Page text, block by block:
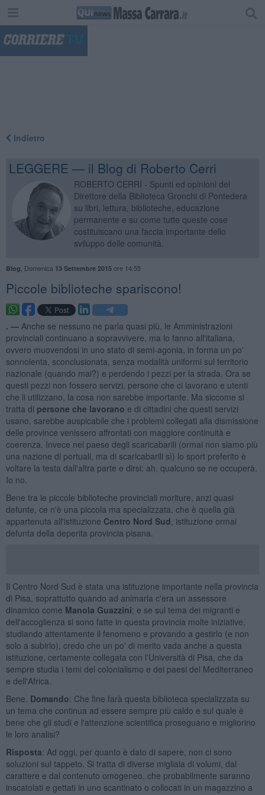
Indietro
LEGGERE — il Blog di Roberto Cerri
ROBERTO CERRI - Spunti ed opinioni del
Direttore della Biblioteca Gronchi di Pontedera
su libri, lettura, biblioteche, educazione
permanente e su come tutte queste cose
costituiscano una faccia importante dello
sviluppo delle comunità.
Blog Domenica 13 Settembre 2015ore 14:55
​Piccole biblioteche spariscono!
. — Anche se nessuno ne parla quasi più, le Amministrazioni
provinciali continuano a sopravvivere, ma lo fanno all'italiana,
ovvero muovendosi in uno stato di semi-agonia, in forma un po'
sonnolenta, sconclusionata, senza modalità uniformi sul territorio
nazionale (quando mai?) e perdendo i pezzi per la strada. Ora se
questi pezzi non fossero servizi, persone che ci lavorano e utenti
che li utilizzano, la cosa non sarebbe importante. Ma siccome si
tratta di persone che lavorano e di cittadini che questi servizi
usano, sarebbe auspicabile che i problemi collegati alla dismissione
delle province venissero affrontati con maggiore continuità e
coerenza. Invece nel paese degli scaricabarili (ormai non siamo più
una nazione di portuali, ma di scaricabarili sì) lo sport preferito è
voltare la testa dall'altra parte e dirsi: ah, qualcuno se ne occuperà.
Io no.
Bene tra le piccole biblioteche provinciali moriture, anzi quasi
defunte, ce n'è una piccola ma specializzata, che è quella già
appartenuta all'istituzione Centro Nord Sud , istituzione ormai
defunta della deperita provincia pisana.
Il Centro Nord Sud è stata una istituzione importante nella provincia
di Pisa, soprattutto quando ad animarla c'era un assessore
dinamico come Manola Guazzini; e se sul tema dei migranti e
dell'accoglienza si sono fatte in questa provincia molte iniziative,
studiando attentamente il fenomeno e provando a gestirlo (e non
solo a subirlo), credo che un po' di merito vada anche a questa
istituzione, certamente collegata con l'Università di Pisa, che da
sempre studia i temi del colonialismo e dei paesi del Mediterraneo
e dell'Africa.
Bene. Domando: Che fine farà questa biblioteca specializzata su
un tema che continua ad essere sempre più caldo e sul quale è
bene che gli studi e l'attenzione scientifica proseguano e migliorino
le loro analisi?
Risposta: Ad oggi, per quanto è dato di sapere, non ci sono
soluzioni sul tappeto. Si tratta di diverse migliaia di volumi, dal
carattere e dal contenuto omogeneo, che probabilmente saranno
inscatolati e gettati in uno scantinato o collocati in un magazzino a